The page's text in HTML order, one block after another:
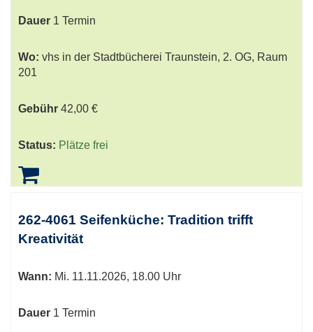
Dauer 1 Termin
Wo: vhs in der Stadtbücherei Traunstein, 2. OG, Raum
201
Gebühr 42,00 €
Status: Plätze frei
262-4061 Seifenküche: Tradition trifft
Kreativität
Wann: Mi. 11.11.2026, 18.00 Uhr
Dauer 1 Termin